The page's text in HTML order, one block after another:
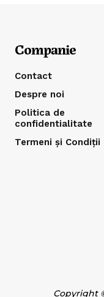
Companie
Contact
Despre noi
Politica de
confidentialitate
Termeni și Condiții
Copyright